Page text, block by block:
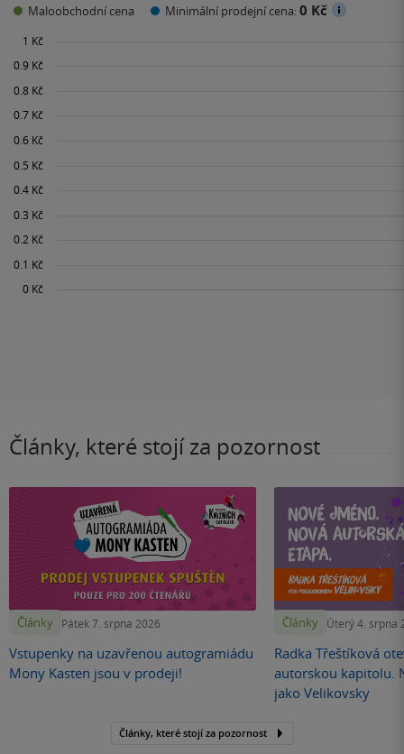
Maloobchodní cena Minimální prodejní cena:0 Kč
Články, které stojí za pozornost
Články Pátek 7. srpna 2026
Vstupenky na uzavřenou autogramiádu
Mony Kasten jsou v prodeji!
Články Úterý 4. srpna
Radka Třeštíková
autorskou kapitolu.
jako Velikovsky
Články, které stojí za pozornost